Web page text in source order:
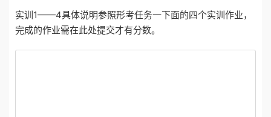
实训1——4具体说明参照形考任务一下面的四个实训作业，
完成的作业需在此处提交才有分数。